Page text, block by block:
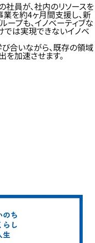
社員が、社内のリソースを
を約4ヶ月間支援し、新
ープも、イノベーティブな
では実現できないイノベ
合いながら、既存の領域
加速させます。